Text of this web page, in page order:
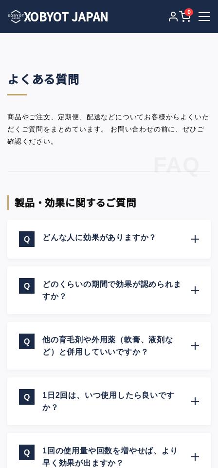
XOBYOT JAPAN 0
よくある質問
商品やご注文、定期便、配送などについてお客様からよくいた
だくご質問をまとめています。
お問い合わせの前に、ぜひご
確認ください。
製品・効果に関するご質問
どんな人に効果がありますか？
どのくらいの期間で効果が認められま
すか？
他の育毛剤や外用薬（軟膏、液剤な
ど）と併用していいですか？
1日2回は、いつ使用したら良いです
か？
1回の使用量や回数を増やせば、より
早く効果が出ますか？